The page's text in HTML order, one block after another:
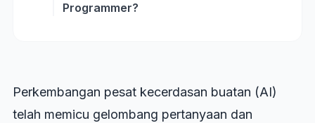
Programmer?
Perkembangan pesat kecerdasan buatan (AI)
telah memicu gelombang pertanyaan dan